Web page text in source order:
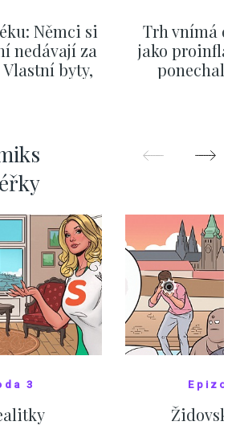
Němci si
nedávají za
byty,
Trh vnímá
jako
ponechali
3